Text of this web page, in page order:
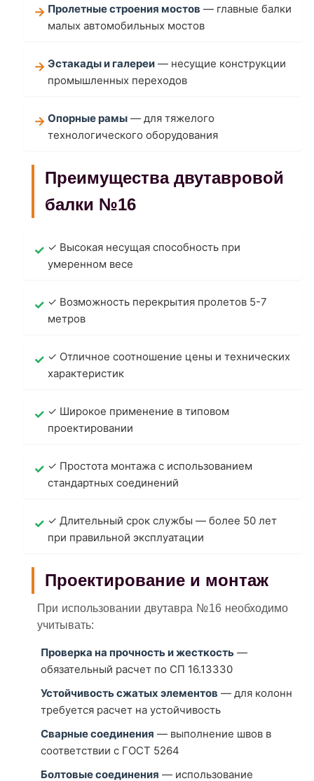
Пролетные строения мостов — главные балки
малых автомобильных мостов
Эстакады и галереи — несущие конструкции
промышленных переходов
Опорные рамы — для тяжелого
технологического оборудования
Преимущества двутавровой
балки №16
✓ Высокая несущая способность при
умеренном весе
✓ Возможность перекрытия пролетов 5-7
метров
✓ Отличное соотношение цены и технических
характеристик
✓ Широкое применение в типовом
проектировании
✓ Простота монтажа с использованием
стандартных соединений
✓ Длительный срок службы — более 50 лет
при правильной эксплуатации
Проектирование и монтаж
При использовании двутавра №16 необходимо
учитывать:
Проверка на прочность и жесткость —
обязательный расчет по СП 16.13330
Устойчивость сжатых элементов — для колонн
требуется расчет на устойчивость
Сварные соединения — выполнение швов в
соответствии с ГОСТ 5264
Болтовые соединения — использование